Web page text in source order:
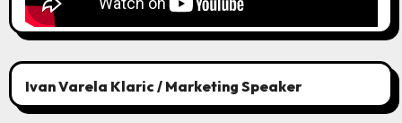
Ivan Varela Klaric / Marketing Speaker